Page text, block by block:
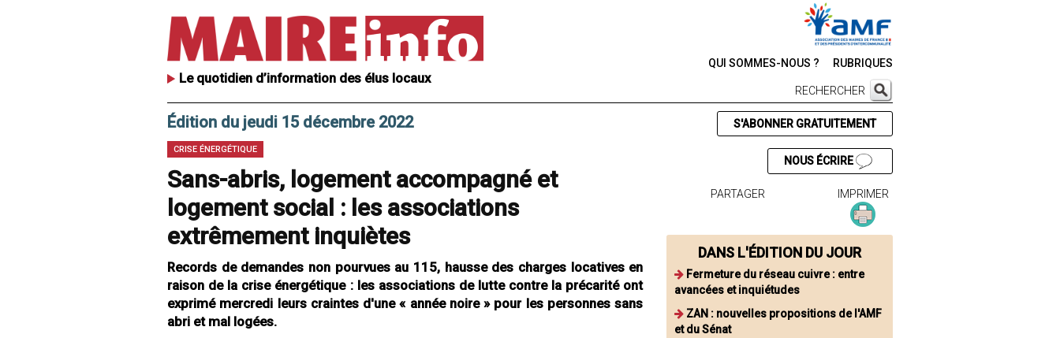
Le quotidien d’information des élus locaux
QUI SOMMES-NOUS ? RUBRIQUES
RECHERCHER
Édition du jeudi 15 décembre 2022
CRISE ÉNERGÉTIQUE
Sans-abris, logement accompagné et
logement social : les associations
extrêmement inquiètes
Records de demandes non pourvues au 115, hausse des charges locatives en
raison de la crise énergétique : les associations de lutte contre la précarité ont
exprimé mercredi leurs craintes d'une « année noire » pour les personnes sans
abri et mal logées.
S'ABONNER GRATUITEMENT
NOUS ÉCRIRE
PARTAGER IMPRIMER
DANS L'ÉDITION DU JOUR
Fermeture du réseau cuivre : entre
avancées et inquiétudes
ZAN : nouvelles propositions de l'AMF
et du Sénat